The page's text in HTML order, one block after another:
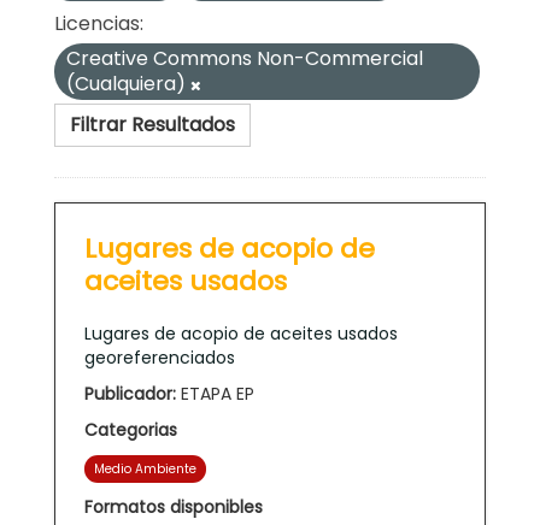
Licencias:
Creative Commons Non-Commercial
(Cualquiera)
Filtrar Resultados
Lugares de acopio de
aceites usados
Lugares de acopio de aceites usados
georeferenciados
Publicador: ETAPA EP
Categorias
Medio Ambiente
Formatos disponibles